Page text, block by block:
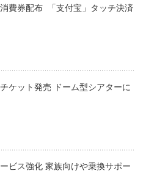
費券配布 「支付宝」タッチ決済
チケット発売 ドーム型シアターに
ビス強化 家族向けや乗換サポー